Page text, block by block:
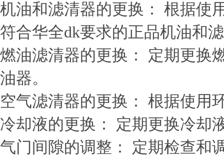
机油和滤清器的更换： 根据使
符合华全dk要求的正品机油和
燃油滤清器的更换： 定期更换
油器。
空气滤清器的更换： 根据使用
冷却液的更换： 定期更换冷却
气门间隙的调整： 定期检查和